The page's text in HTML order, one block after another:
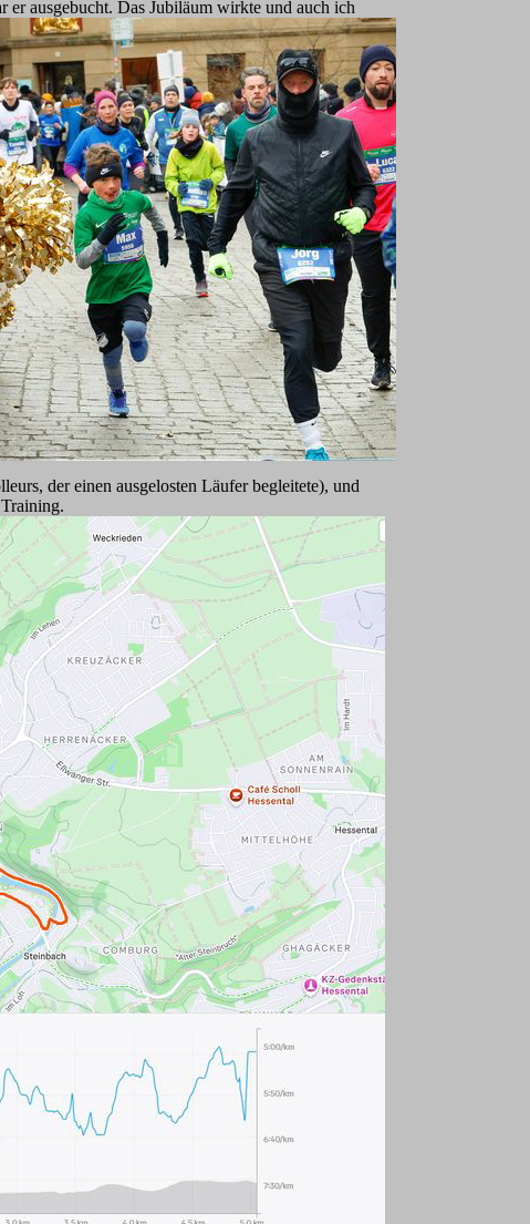
ausgebucht. Das Jubiläum wirkte und auch ich
der einen ausgelosten Läufer begleitete), und